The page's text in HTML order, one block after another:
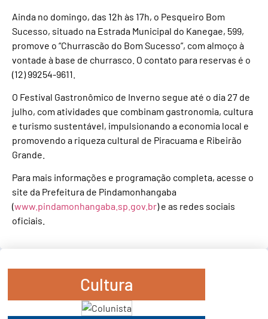
Ainda no domingo, das 12h às 17h, o Pesqueiro Bom
Sucesso, situado na Estrada Municipal do Kanegae, 599,
promove o “Churrascão do Bom Sucesso”, com almoço à
vontade à base de churrasco. O contato para reservas é o
(12) 99254-9611.
O Festival Gastronômico de Inverno segue até o dia 27 de
julho, com atividades que combinam gastronomia, cultura
e turismo sustentável, impulsionando a economia local e
promovendo a riqueza cultural de Piracuama e Ribeirão
Grande.
Para mais informações e programação completa, acesse o
site da Prefeitura de Pindamonhangaba
(www.pindamonhangaba.sp.gov.br) e as redes sociais
oficiais.
Cultura